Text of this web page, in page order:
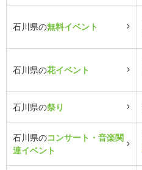
石川県の無料イベント
石川県の花イベント
石川県の祭り
石川県のコンサート・音楽関
連イベント